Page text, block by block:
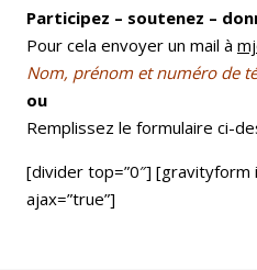
Participez – soutenez –
Pour cela envoyer un mail à
Nom, prénom et numéro de
ou
Remplissez le formulaire ci-
[divider top=”0″] [gravityform
ajax=”true”]